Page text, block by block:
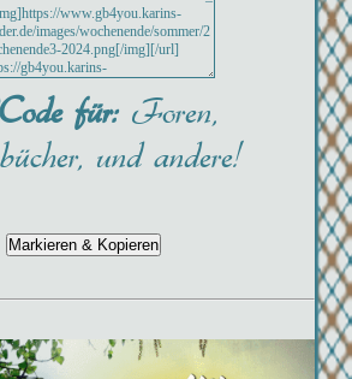
für: Foren,
und andere!